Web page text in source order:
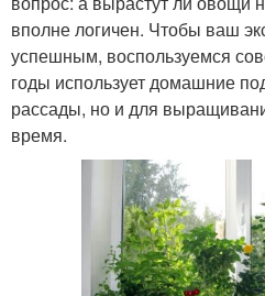
вполне логичен. Чтобы ваш
успешным, воспользуемся
годы использует домашние
рассады, но и для
время.